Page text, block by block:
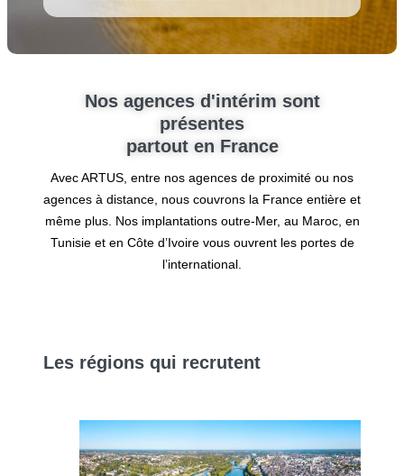
Nos agences d'intérim sont
présentes
partout en France
Avec ARTUS, entre nos agences de proximité ou nos
agences à distance, nous couvrons la France entière et
même plus. Nos implantations outre-Mer, au Maroc, en
Tunisie et en Côte d’Ivoire vous ouvrent les portes de
l’international.
Les régions qui recrutent